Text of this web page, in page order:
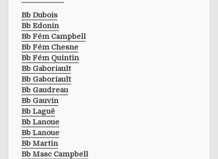
Bb Dubois
Bb Edonin
Bb Fém Campbell
Bb Fém Chesne
Bb Fém Quintin
Bb Gaboriault
Bb Gaboriault
Bb Gaudreau
Bb Gauvin
Bb Laguë
Bb Lanoue
Bb Lanoue
Bb Martin
Bb Masc Campbell